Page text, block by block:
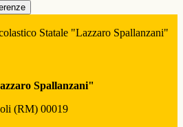
Statale "Lazzaro Spallanzani"
Spallanzani"
(RM) 00019